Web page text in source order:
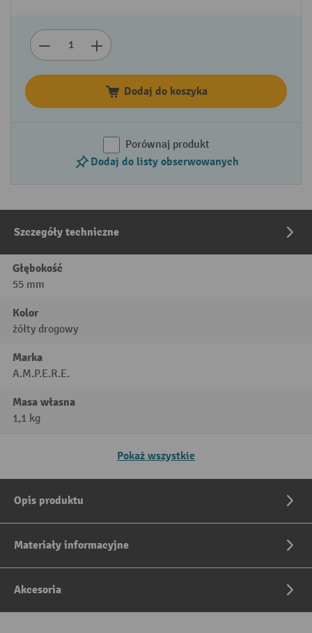
Dodaj do koszyka
Porównaj produkt
Dodaj do listy obserwowanych
Szczegóły techniczne
Głębokość
55 mm
Kolor
żółty drogowy
Marka
A.M.P.E.R.E.
Masa własna
1,1 kg
Pokaż wszystkie
Opis produktu
Materiały informacyjne
Akcesoria